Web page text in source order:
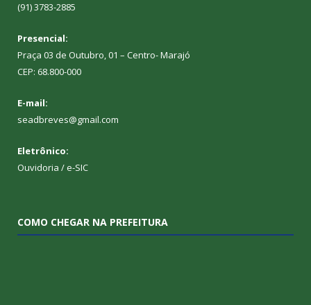
(91) 3783-2885
Presencial:
Praça 03 de Outubro, 01 – Centro- Marajó
CEP: 68.800-000
E-mail:
seadbreves@gmail.com
Eletrônico:
Ouvidoria /e-SIC
COMO CHEGAR NA PREFEITURA